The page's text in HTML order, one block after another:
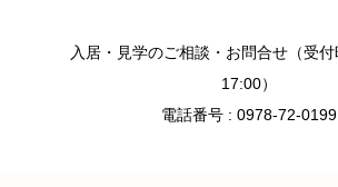
入居・見学のご相談・お問合せ（受
17:00）
電話番号 : 0978-72-0199